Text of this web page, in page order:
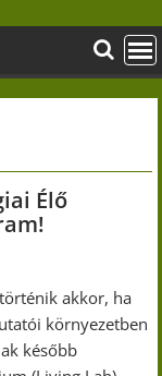
Élő
akkor, ha
környezetben
később